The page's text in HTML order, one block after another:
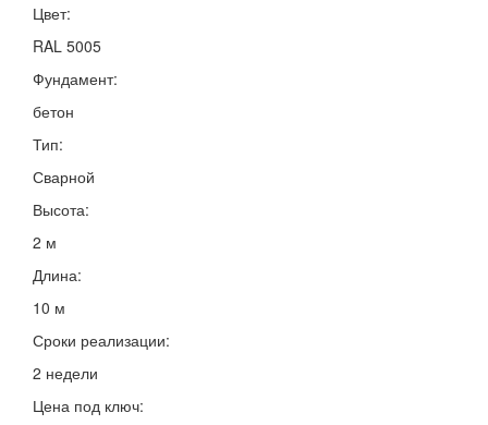
Цвет:
RAL 5005
Фундамент:
бетон
Тип:
Сварной
Высота:
2 м
Длина:
10 м
Сроки реализации:
2 недели
Цена под ключ: